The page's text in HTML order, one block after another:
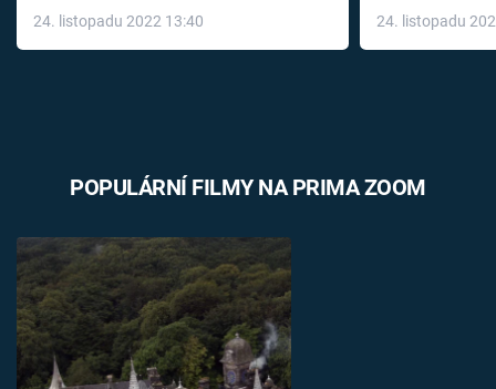
24. listopadu 2022 13:40
léky
24. listopadu
POPULÁRNÍ FILMY NA PRIMA ZOOM